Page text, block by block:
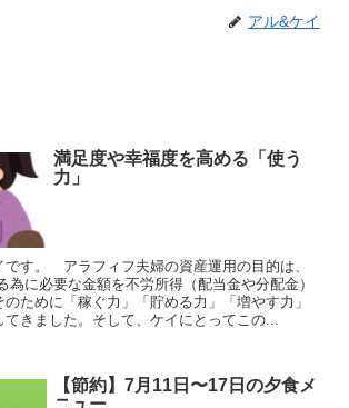
アル&ケイ
満足度や幸福度を高める「使う
力」
す。 アラフィフ夫婦の資産運用の目的は、
為に必要な金額を不労所得（配当金や分配金）
ために「稼ぐ力」「貯める力」「増やす力」
てきました。そして、ケイにとってこの...
【節約】7月11日〜17日の夕食メ